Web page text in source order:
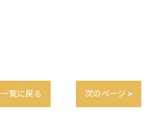
一覧に戻る 次のページ >